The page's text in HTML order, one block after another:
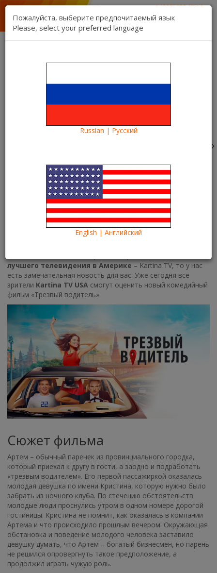
1 (888) 832 17 16
1 (888) 827 06 06
техническая поддержка
Связь Регистрация Вход
Kartina TV Brooklyn
Категории
Что посмотреть?
Очередная премьера на
Kartina TV START – фильм
«Трезвый водитель»
Kartina TV Brooklyn
лучшего телевидения в Америке – Kartina TV, то у нас
есть замечательная новость для вас. Уже сегодня все
зрители Kartina TV USA смогут оценить новый комедийный
фильм «Трезвый водитель».
Сюжет фильма
Артем – обычный паренек из провинциального городка,
который приехал к другу в гости, а заодно и подработать
«трезвым водителем». Его первой пассажиркой оказалась
молодая девушка по имени Кристина, которую нужно было
забрать из ночного клуба. По стечению обстоятельств
молодые люди проснулись утром в одном номере дорогой
гостиницы. Кристина не помнит, как оказалась в компании
Артема и что происходило прошлым вечером. Окружающая
обстановка и поведение молодого человека заставило
девушку думать, что Артем – богатый бизнесмен, но парень
не решился опровергнуть такое предположение, а
продолжил играть чужую роль.
Пожалуйста, выберите предпочитаемый язык
Please, select your preferred language
Russian | Русский
English | Английский